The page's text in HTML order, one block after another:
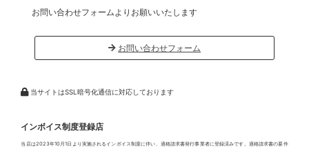
お問い合わせフォームよりお願いいたします
お問い合わせフォーム
当サイトはSSL暗号化通信に対応しております
インボイス制度登録店
当店は2023年10月1日より実施されるインボイス制度に伴い、適格請求書発行事業者に登録済みです。適格請求書の要件